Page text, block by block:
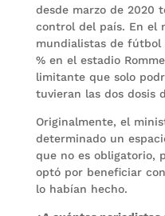
desde marzo de 2020
control del país. En el
mundialistas de
% en el estadio
limitante que solo
tuvieran las dos dosis
Originalmente, el
determinado un
que no es obligatorio,
optó por beneficiar
lo habían hecho.